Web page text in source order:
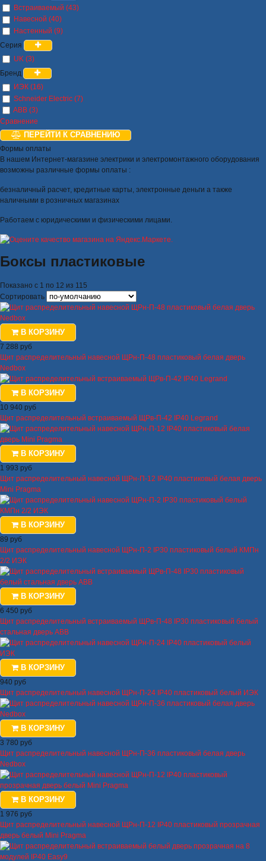
Встраиваемый (43)
Навесной (40)
Настенный (9)
Серия
UK (3)
Бренд
ИЭК (16)
Schneider Electric (7)
ABB (3)
Сравнение
ПЕРЕЙТИ К СРАВНЕНИЮ
Формы оплаты
В нашем Интернет-магазине электрики и электромонтажного оборудования
возможны различные формы оплаты :
безналичный расчет, кредитные карты, электронные деньги а также
наличными в розничных магазинах
Работаем с юридическими и физическими лицами.
Боксы пластиковые
Показано с 1 по 12 из 115
Сортировать
В КОРЗИНУ
7 288 руб
Щит распределительный навесной ЩРн-П-48 пластиковый белая дверь
Nedbox
В КОРЗИНУ
10 940 руб
Щит распределительный встраиваемый ЩРв-П-42 IP40 Legrand
В КОРЗИНУ
1 993 руб
Щит распределительный навесной ЩРн-П-12 IP40 пластиковый белая дверь
Mini Pragma
В КОРЗИНУ
89 руб
Щит распределительный навесной ЩРн-П-2 IP30 пластиковый белый КМПн
2/2 ИЭК
В КОРЗИНУ
6 450 руб
Щит распределительный встраиваемый ЩРв-П-48 IP30 пластиковый белый
стальная дверь ABB
В КОРЗИНУ
940 руб
Щит распределительный навесной ЩРн-П-24 IP40 пластиковый белый ИЭК
В КОРЗИНУ
3 780 руб
Щит распределительный навесной ЩРн-П-36 пластиковый белая дверь
Nedbox
В КОРЗИНУ
1 976 руб
Щит распределительный навесной ЩРн-П-12 IP40 пластиковый прозрачная
дверь белый Mini Pragma